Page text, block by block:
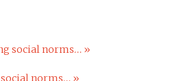
norms… »